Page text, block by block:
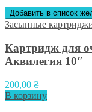
Добавить в список
Засыпные
Картридж для
Аквилегия 10″
200,00 ₴
В корзину